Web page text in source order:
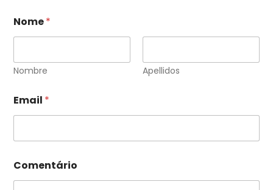
Nome*
Nombre Apellidos
Email *
o
m
Comentário